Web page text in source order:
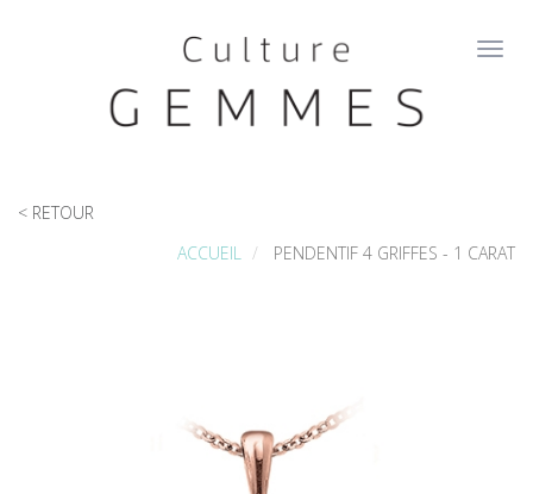
< RETOUR
ACCUEIL
PENDENTIF 4 GRIFFES - 1 CARAT